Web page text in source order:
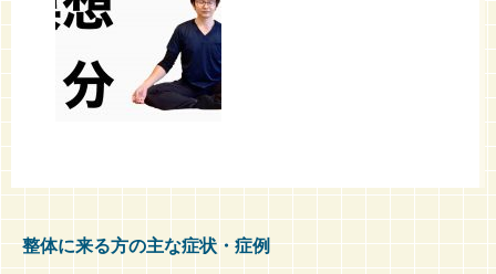
整体に来る方の主な症状・症例